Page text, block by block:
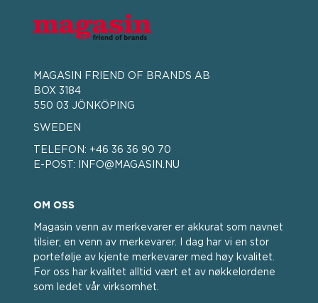
MAGASIN FRIEND OF BRANDS AB
BOX 3184
550 03 JÖNKÖPING
SWEDEN
TELEFON: +46 36 36 90 70
E-POST:
INFO@MAGASIN.NU
OM OSS
Magasin venn av merkevarer er akkurat som navnet
tilsier; en venn av merkevarer. I dag har vi en stor
portefølje av kjente merkevarer med høy kvalitet.
For oss har kvalitet alltid vært et av nøkkelordene
som ledet vår virksomhet.